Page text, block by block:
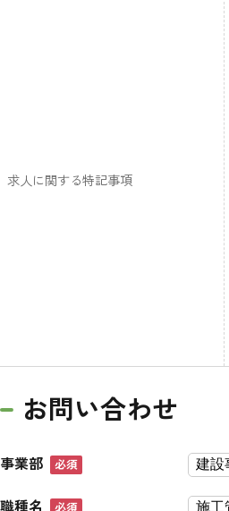
求人に関する特記事項
お問い合わせ
事業部 必須
職種名 必須